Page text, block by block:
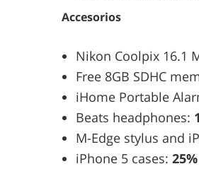
Accesorios
Nikon Coolpix 16.1
Free 8GB SDHC
iHome Portable
Beats headphones:
M-Edge stylus and
iPhone 5 cases: